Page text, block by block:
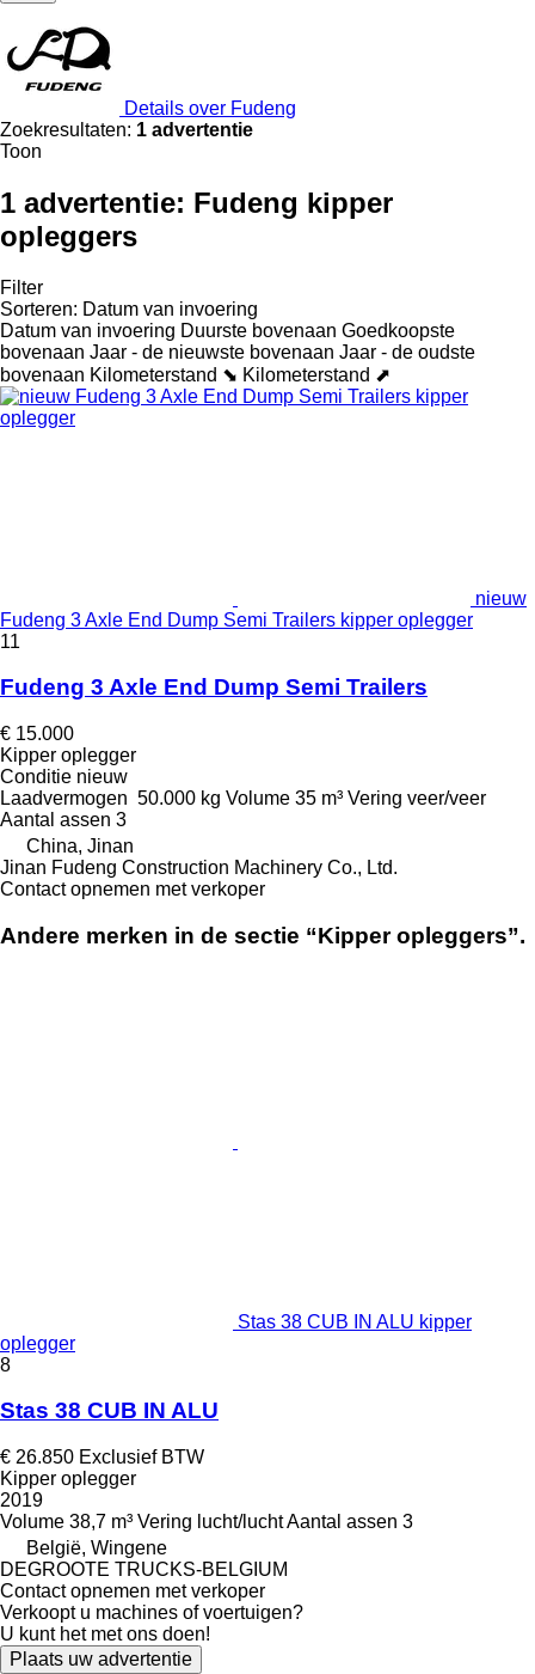
Details over Fudeng
Zoekresultaten: 1 advertentie
Toon
1 advertentie: Fudeng kipper
opleggers
Filter
Sorteren: Datum van invoering
Datum van invoering Duurste bovenaan Goedkoopste
bovenaan Jaar - de nieuwste bovenaan Jaar - de oudste
bovenaan Kilometerstand ⬊ Kilometerstand ⬈
nieuw
Fudeng 3 Axle End Dump Semi Trailers kipper oplegger
11
Fudeng 3 Axle End Dump Semi Trailers
€ 15.000
Kipper oplegger
Conditie nieuw
Laadvermogen 50.000 kg Volume 35 m³ Vering veer/veer
Aantal assen 3
China, Jinan
Jinan Fudeng Construction Machinery Co., Ltd.
Contact opnemen met verkoper
Andere merken in de sectie “Kipper opleggers”.
Stas 38 CUB IN ALU kipper
oplegger
8
Stas 38 CUB IN ALU
€ 26.850 Exclusief BTW
Kipper oplegger
2019
Volume 38,7 m³ Vering lucht/luchtAantal assen 3
België, Wingene
DEGROOTE TRUCKS-BELGIUM
Contact opnemen met verkoper
Verkoopt u machines of voertuigen?
U kunt het met ons doen!
Plaats uw advertentie